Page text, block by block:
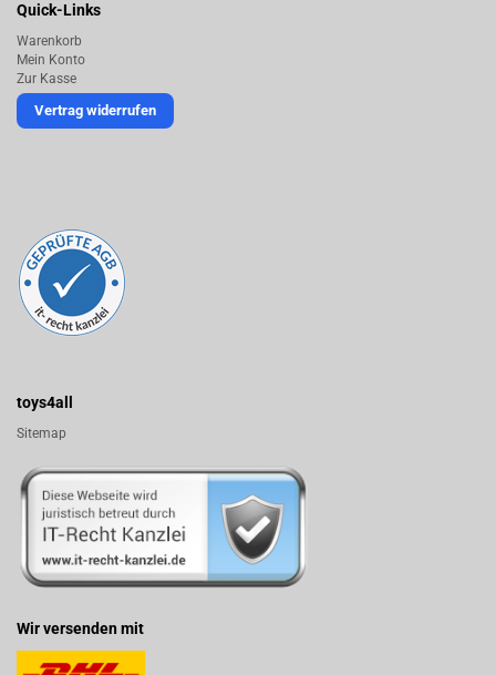
Quick-Links
Warenkorb
Mein Konto
Zur Kasse
Vertrag widerrufen
toys4all
Sitemap
Wir versenden mit